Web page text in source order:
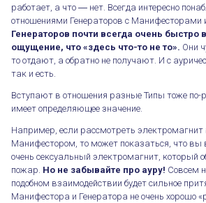
работает, а что ― нет. Всегда интересно
отношениями Генераторов с Манифесторами
Генераторов почти всегда очень быстро
ощущение, что «здесь что-то не то». Они
то отдают, а обратно не получают. И с
так и есть.
Вступают в отношения разные Типы тоже по-
имеет определяющее значение.
Например, если рассмотреть
Манифестором, то может показаться, что вы
очень сексуальный электромагнит, который
пожар. Но не забывайте про ауру! Совсем
подобном взаимодействии будет сильное
Манифестора и Генератора не очень хорошо